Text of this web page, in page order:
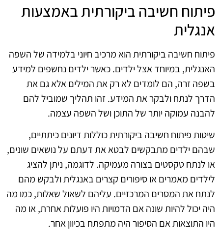
פיתוח חשיבה ביקורתית באמצעות
אנגלית
פיתוח חשיבה ביקורתית הוא מרכיב חיוני בלמידה של השפה
האנגלית, במיוחד אצל ילדים. כאשר ילדים נחשפים למידע
בשפה זרה, הם לומדים לא רק את המילים אלא גם את
הדרך לנתח ולבקר את המידע. זהו תהליך שמוביל להם
להבנה עמוקה יותר של התוכן ושל השפה עצמה.
שיטות פיתוח חשיבה ביקורתית כוללות דיונים כיתתיים,
שבהם ילדים מתבקשים לבטא את דעתם על נושאים שונים,
או לנתח טקסטים בצורה מעמיקה. לדוגמה, ניתן להציג
לילדים מאמרים או סיפורים קצרים באנגלית ולבקש מהם
לנתח את המסרים המרכזיים. עליהם לשאול שאלות, כמו מה
היה יכול להיות שונה אם הדמויות היו פועלות אחרת, או מה
היו התוצאות אם הסיפור היה מתפתח בכיוון אחר.